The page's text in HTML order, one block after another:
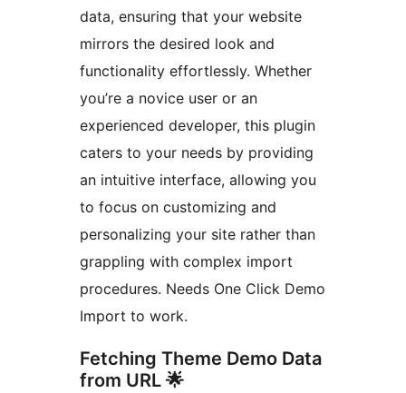
data, ensuring that your website
mirrors the desired look and
functionality effortlessly. Whether
you’re a novice user or an
experienced developer, this plugin
caters to your needs by providing
an intuitive interface, allowing you
to focus on customizing and
personalizing your site rather than
grappling with complex import
procedures. Needs One Click Demo
Import to work.
Fetching Theme Demo Data
from URL 🌟